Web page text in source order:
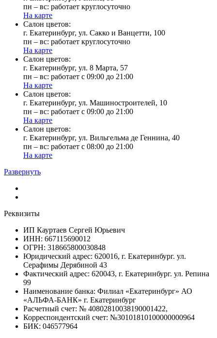
пн – вс: работает круглосуточно
На карте
Cалон цветов:
г. Екатеринбург, ул. Сакко и Ванцетти, 100
пн – вс: работает круглосуточно
На карте
Cалон цветов:
г. Екатеринбург, ул. 8 Марта, 57
пн – вс: работает с 09:00 до 21:00
На карте
Cалон цветов:
г. Екатеринбург, ул. Машиностроителей, 10
пн – вс: работает с 09:00 до 21:00
На карте
Cалон цветов:
г. Екатеринбург, ул. Вильгельма де Геннина, 40
пн – вс: работает с 08:00 до 21:00
На карте
Развернуть
Реквизиты
ИП Кауртаев Сергей Юрьевич
ИНН: 667115690012
ОГРН: 318665800030848
Юридический адрес: 620016, г. Екатеринбург. ул.
Серафимы Дерябиной 43
Фактический адрес: 620043, г. Екатеринбург. ул. Репина
99
Наименование банка: Филиал «Екатеринбург» АО
«АЛЬФА-БАНК» г. Екатеринбург
Расчетный счет: № 40802810038190001422,
Корреспондентский счет: №30101810100000000964
БИК: 046577964